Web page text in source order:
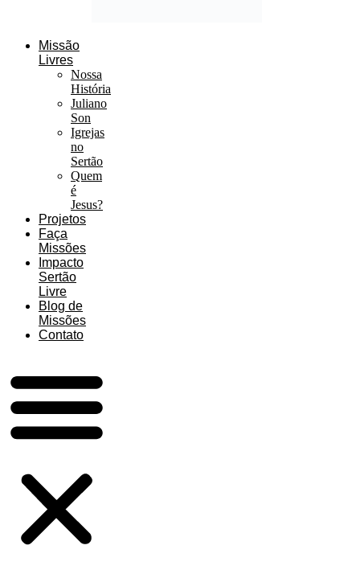
Missão
Livres
Nossa
História
Juliano
Son
Igrejas
no
Sertão
Quem
é
Jesus?
Projetos
Faça
Missões
Impacto
Sertão
Livre
Blog de
Missões
Contato